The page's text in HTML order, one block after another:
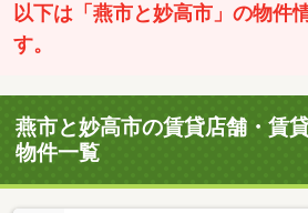
以下は「燕市と妙高市」の物件
す。
燕市と妙高市の賃貸店舗・賃
物件一覧